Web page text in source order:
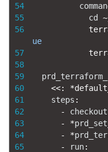
54
55
56
57
58
59
60
61
62
63
64
65
cd
~
ue
<<: *
steps :
-
checkout
-
*
-
*
-
run: